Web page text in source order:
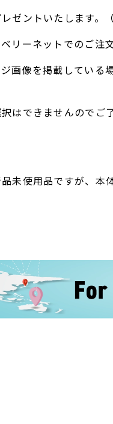
ントいたします。
リーネットでのご注
画像を掲載している
はできませんのでご
未使用品ですが、本